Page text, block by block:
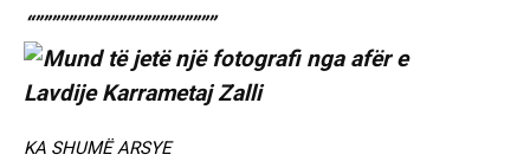
“””””””””””””””””””””””
KA SHUMË ARSYE